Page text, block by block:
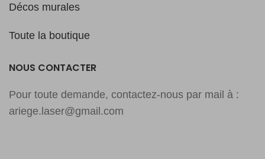
Décos murales
Toute la boutique
NOUS CONTACTER
Pour toute demande, contactez-nous par mail à :
ariege.laser@gmail.com